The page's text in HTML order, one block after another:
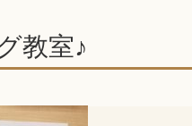
教室♪